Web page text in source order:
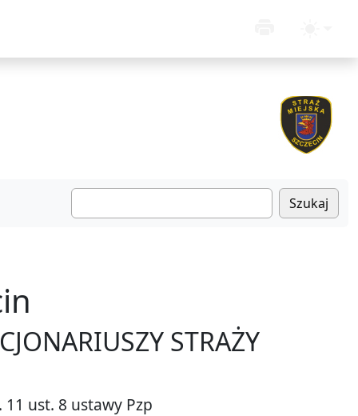
Szukaj
STRAŻY
ust. 8 ustawy Pzp